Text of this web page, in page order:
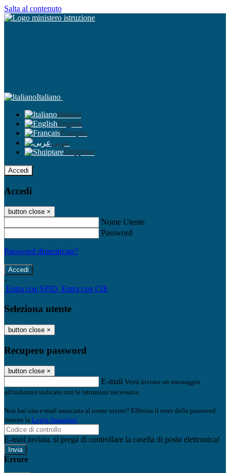
Salta al contenuto
Italiano
Italiano
English
Français
عربى
Shqiptare
Accedi
Accedi
button close ×
Nome Utente
Password
Password dimenticata?
-
Entra con SPID Entra con CIE
Seleziona utente
button close ×
Recupero password
button close ×
E-mail Verrà inviato un messaggio
all'indirizzo indicato con le istruzioni necessarie.
Non hai una e-mail associata al nome utente? Effettua il reset della password
tramite la Login Spaggiari
E-mail inviata, si prega di controllare la casella di posta elettronica!
Errore